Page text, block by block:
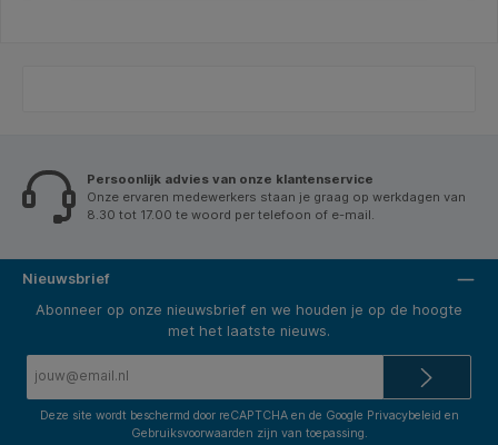
Persoonlijk advies van onze klantenservice
Onze ervaren medewerkers staan je graag op werkdagen van
8.30 tot 17.00 te woord per telefoon of e-mail.
Nieuwsbrief
Abonneer op onze nieuwsbrief en we houden je op de hoogte
met het laatste nieuws.
Deze site wordt beschermd door reCAPTCHA en de Google Privacybeleid en
Gebruiksvoorwaarden zijn van toepassing.